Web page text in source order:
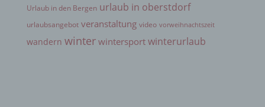
Urlaub in den Bergen urlaub in oberstdorf
urlaubsangebot veranstaltung video vorweihnachtszeit
wandern winter wintersport winterurlaub
vorgegeben, so kann der Verantwortliche
beziehungsweise können die bestimmten Kriterien
seiner Benennung nach dem Unionsrecht oder
dem Recht der Mitgliedstaaten vorgesehen
werden.